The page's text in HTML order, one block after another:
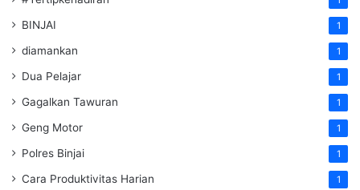
BINJAI 1
diamankan 1
Dua Pelajar 1
Gagalkan Tawuran 1
Geng Motor 1
Polres Binjai 1
Cara Produktivitas Harian 1